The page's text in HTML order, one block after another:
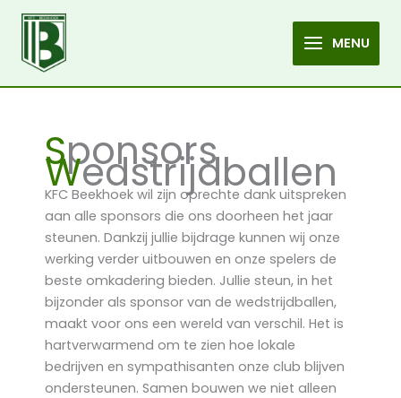
Spring
inhoud
MAIN
MENU
MENU
Wedstrijdballen
Sponsors
Wedstrijdballen
KFC Beekhoek wil zijn oprechte dank uitspreken
aan alle sponsors die ons doorheen het jaar
steunen. Dankzij jullie bijdrage kunnen wij onze
werking verder uitbouwen en onze spelers de
beste omkadering bieden. Jullie steun, in het
bijzonder als sponsor van de wedstrijdballen,
maakt voor ons een wereld van verschil. Het is
hartverwarmend om te zien hoe lokale
bedrijven en sympathisanten onze club blijven
ondersteunen. Samen bouwen we niet alleen